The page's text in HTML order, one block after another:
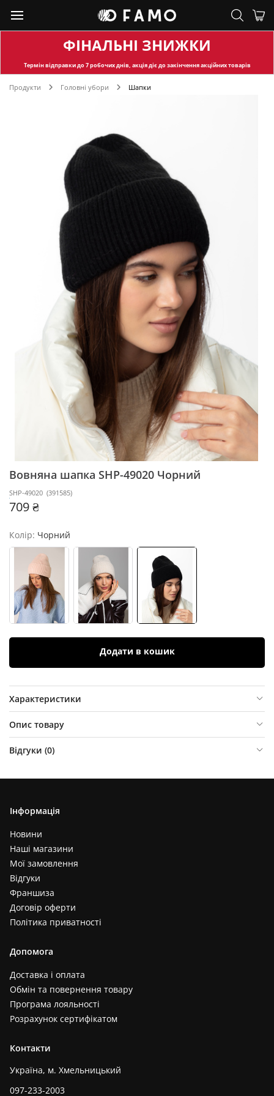
ФІНАЛЬНІ ЗНИЖКИ
Термін відправкидо 7 робочих днів, акція діє до закінчення акційних товарів
Продукти Головні убори Шапки
Вовняна шапка SHP-49020 Чорний
SHP-49020 (391585)
709 ₴
Колір: Чорний
Додати в кошик
Характеристики
Опис товару
Відгуки (0)
Інформація
Новини
Наші магазини
Мої замовлення
Відгуки
Франшиза
Договір оферти
Політика приватності
Допомога
Доставка і оплата
Обмін та повернення товару
Програма лояльності
Розрахунок сертифікатом
Контакти
Україна, м. Хмельницький
097-233-2003